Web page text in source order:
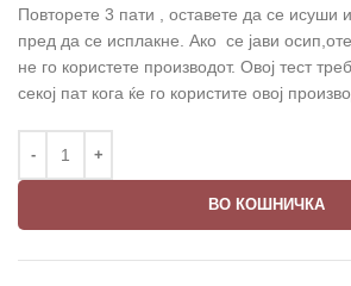
Повторете 3 пати , оставете да се исуши
пред да се исплакне. Ако се јави
не го користете производот. Овој тест
секој пат кога ќе го користите овој
ВО КОШНИЧКА